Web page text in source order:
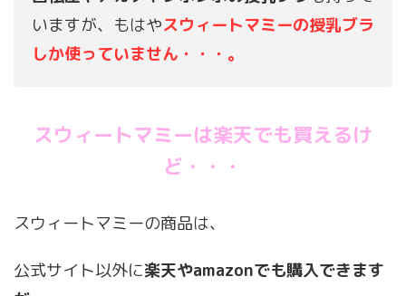
いますが、もはやスウィートマミーの授乳ブラ
しか使っていません・・・。
スウィートマミーは楽天でも買えるけ
ど・・・
スウィートマミーの商品は、
公式サイト以外に楽天やamazonでも購入できます